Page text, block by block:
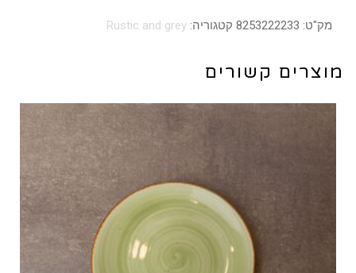
אובלית
ס"מ
מק"ט: 8253222233 קטגוריה: Rustic and grey
מוצרים קשורים